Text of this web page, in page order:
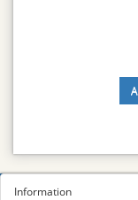
Information